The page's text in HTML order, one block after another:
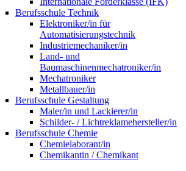
Berufsschule Technik
Elektroniker/in für
Automatisierungstechnik
Industriemechaniker/in
Land- und
Baumaschinenmechatroniker/in
Mechatroniker
Metallbauer/in
Berufsschule Gestaltung
Maler/in und Lackierer/in
Schilder- / Lichtreklamehersteller/in
Berufsschule Chemie
Chemielaborant/in
Chemikantin / Chemikant